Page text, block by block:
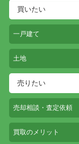
買いたい
一戸建て
土地
売りたい
売却相談・査定依頼
買取のメリット